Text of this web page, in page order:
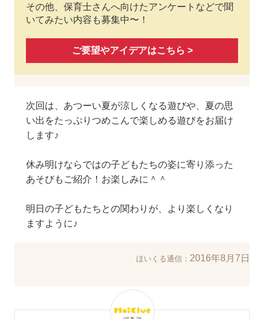
その他、保育士さんへ向けたアンケートなどで聞
いてみたい内容も募集中〜！
ご要望やアイデアはこちら >
次回は、あつーい夏が涼しくなる遊びや、夏の思
い出をたっぷりつめこんで楽しめる遊びをお届け
します♪
休み明けならではの子どもたちの姿に寄り添った
あそびもご紹介！お楽しみに＾＾
明日の子どもたちとの関わりが、より楽しくなり
ますように♪
ほいくる通信： 2016年8月7日